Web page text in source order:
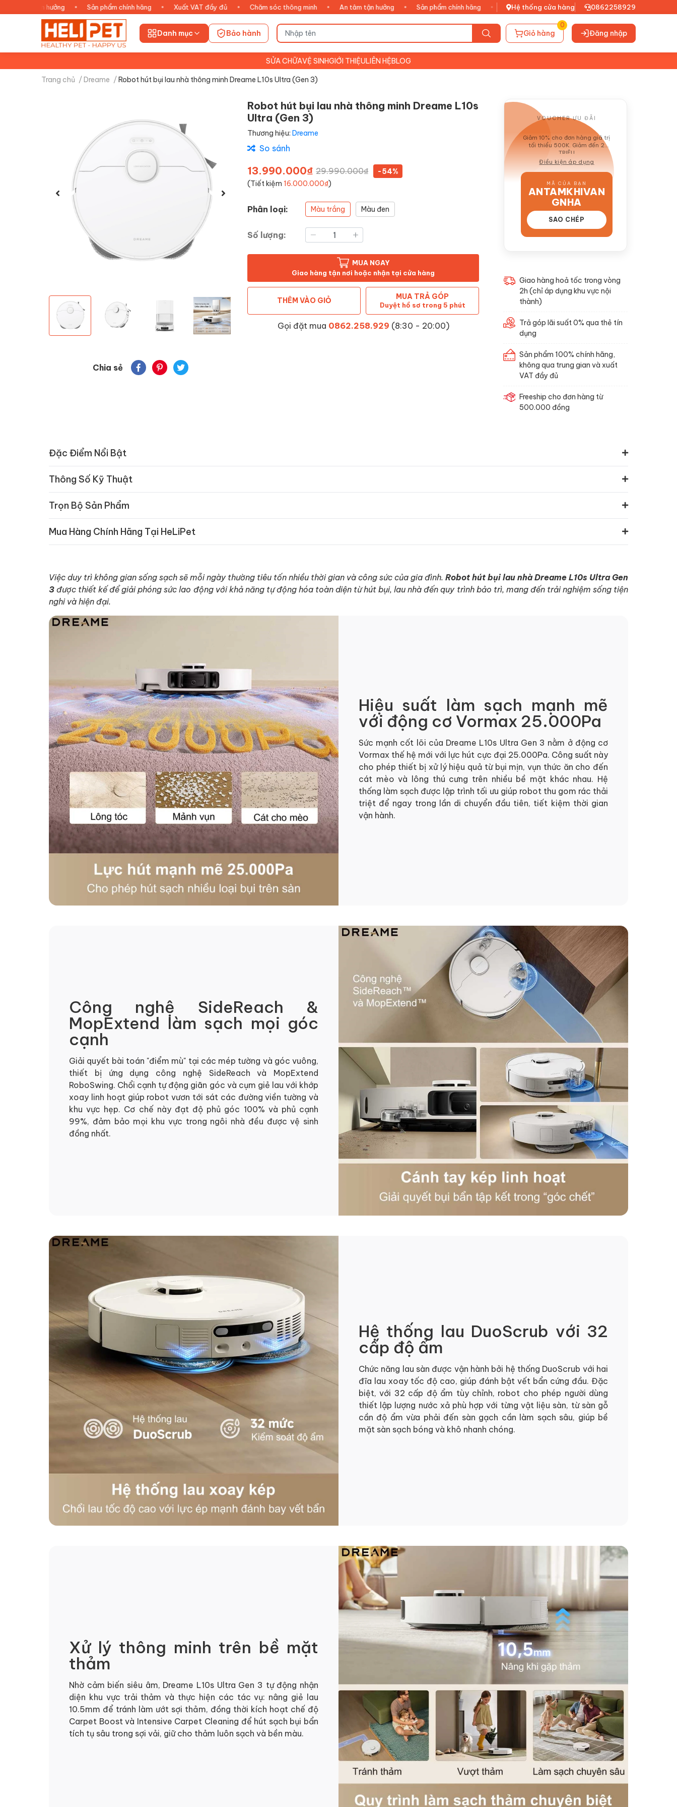
• Sản phẩm chính hãng • Xuất VAT đầy đủ • Chăm sóc thông minh • An tâm tận hưởng • Sản phẩm chính hãng • Xuất VAT đầy đủ •
Hệ thống cửa hàng 0862258929
Danh mục Bảo hành Giỏ hàng
0
Đăng nhập
SỬA CHỮAVỆ SINHGIỚI THIỆULIÊN HỆBLOG
Trang chủ /Dreame /Robot hút bụi lau nhà thông minh Dreame L10s Ultra (Gen 3)
Chia sẻ
Robot hút bụi lau nhà thông minh Dreame L10s
Ultra (Gen 3)
Thương hiệu:Dreame
So sánh
13.990.000₫ 29.990.000₫
-54%
(Tiết kiệm 16.000.000₫)
Phân loại: Màu trắng Màu đen
Số lượng:
MUA NGAY
Giao hàng tận nơi hoặc nhận tại cửa hàng
THÊM VÀO GIỎ MUA TRẢ GÓP
Duyệt hồ sơ trong 5 phút
Gọi đặt mua 0862.258.929 (8:30 - 20:00)
VOUCHER ƯU ĐÃI
Giảm 10% cho đơn hàng giá trị
tối thiểu 500K. Giảm đến 2
TRIỆU
Điều kiện áp dụng
MÃ CỦA BẠN
ANTAMKHIVAN
GNHA
SAO CHÉP
Giao hàng hoả tốc trong vòng
2h (chỉ áp dụng khu vực nội
thành)
Trả góp lãi suất 0% qua thẻ tín
dụng
Sản phẩm 100% chính hãng,
không qua trung gian và xuất
VAT đầy đủ
Freeship cho đơn hàng từ
500.000 đồng
Đặc Điểm Nổi Bật
Thông Số Kỹ Thuật
Trọn Bộ Sản Phẩm
Mua Hàng Chính Hãng Tại HeLiPet
Việc duy trì không gian sống sạch sẽ mỗi ngày thường tiêu tốn nhiều thời gian và công sức của gia đình. Robot hút bụi lau nhà Dreame L10s Ultra Gen
3 được thiết kế để giải phóng sức lao động với khả năng tự động hóa toàn diện từ hút bụi, lau nhà đến quy trình bảo trì, mang đến trải nghiệm sống tiện
nghi và hiện đại.
Hiệu suất làm sạch mạnh mẽ
với động cơ Vormax 25.000Pa
Sức mạnh cốt lõi của Dreame L10s Ultra Gen 3 nằm ở động cơ
Vormax thế hệ mới với lực hút cực đại 25.000Pa. Công suất này
cho phép thiết bị xử lý hiệu quả từ bụi mịn, vụn thức ăn cho đến
cát mèo và lông thú cưng trên nhiều bề mặt khác nhau. Hệ
thống làm sạch được lập trình tối ưu giúp robot thu gom rác thải
triệt để ngay trong lần di chuyển đầu tiên, tiết kiệm thời gian
vận hành.
Công nghệ SideReach &
MopExtend làm sạch mọi góc
cạnh
Giải quyết bài toán "điểm mù" tại các mép tường và góc vuông,
thiết bị ứng dụng công nghệ SideReach và MopExtend
RoboSwing. Chổi cạnh tự động giãn góc và cụm giẻ lau với khớp
xoay linh hoạt giúp robot vươn tới sát các đường viền tường và
khu vực hẹp. Cơ chế này đạt độ phủ góc 100% và phủ cạnh
99%, đảm bảo mọi khu vực trong ngôi nhà đều được vệ sinh
đồng nhất.
Hệ thống lau DuoScrub với 32
cấp độ ẩm
Chức năng lau sàn được vận hành bởi hệ thống DuoScrub với hai
đĩa lau xoay tốc độ cao, giúp đánh bật vết bẩn cứng đầu. Đặc
biệt, với 32 cấp độ ẩm tùy chỉnh, robot cho phép người dùng
thiết lập lượng nước xả phù hợp với từng vật liệu sàn, từ sàn gỗ
cần độ ẩm vừa phải đến sàn gạch cần làm sạch sâu, giúp bề
mặt sàn sạch bóng và khô nhanh chóng.
Xử lý thông minh trên bề mặt
thảm
Nhờ cảm biến siêu âm, Dreame L10s Ultra Gen 3 tự động nhận
diện khu vực trải thảm và thực hiện các tác vụ: nâng giẻ lau
10.5mm để tránh làm ướt sợi thảm, đồng thời kích hoạt chế độ
Carpet Boost và Intensive Carpet Cleaning để hút sạch bụi bẩn
tích tụ sâu trong sợi vải, giữ cho thảm luôn sạch và bền màu.